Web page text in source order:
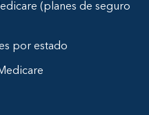
(planes de seguro
por estado